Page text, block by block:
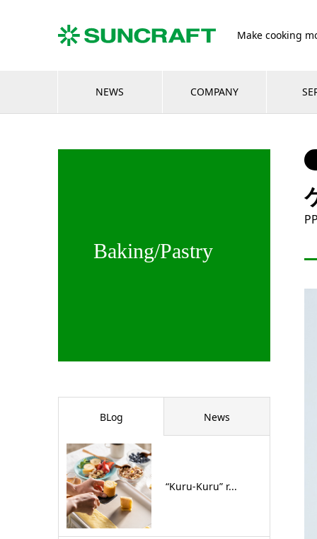
Make cooking
NEWS COMPANY
Baking/Pastry
BLog News
“Kuru-Kuru” r...